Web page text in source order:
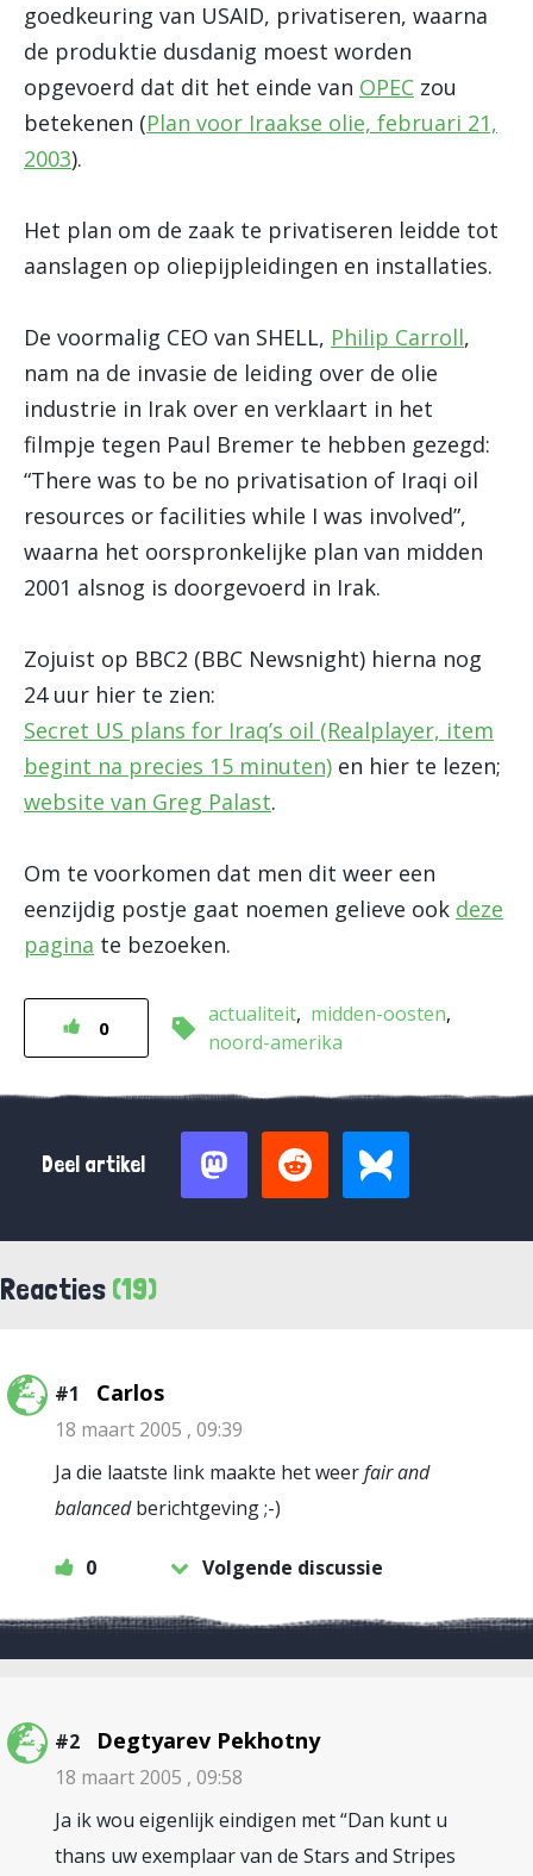
goedkeuring van USAID, privatiseren, waarna
de produktie dusdanig moest worden
opgevoerd dat dit het einde van OPEC zou
betekenen (Plan voor Iraakse olie, februari 21,
2003).
Het plan om de zaak te privatiseren leidde tot
aanslagen op oliepijpleidingen en installaties.
De voormalig CEO van SHELL, Philip Carroll,
nam na de invasie de leiding over de olie
industrie in Irak over en verklaart in het
filmpje tegen Paul Bremer te hebben gezegd:
“There was to be no privatisation of Iraqi oil
resources or facilities while I was involved”,
waarna het oorspronkelijke plan van midden
2001 alsnog is doorgevoerd in Irak.
Zojuist op BBC2 (BBC Newsnight) hierna nog
24 uur hier te zien:
Secret US plans for Iraq’s oil (Realplayer, item
begint na precies 15 minuten) en hier te lezen;
website van Greg Palast.
Om te voorkomen dat men dit weer een
eenzijdig postje gaat noemen gelieve ook deze
pagina te bezoeken.
0
actualiteit midden-oosten
noord-amerika
Deel artikel
Reacties (19)
#1 Carlos
18 maart 2005 , 09:39
Ja die laatste link maakte het weerfair and
balancedberichtgeving ;-)
0 Volgende discussie
#2 Degtyarev Pekhotny
18 maart 2005 , 09:58
Ja ik wou eigenlijk eindigen met “Dan kunt u
thans uw exemplaar van de Stars and Stripes